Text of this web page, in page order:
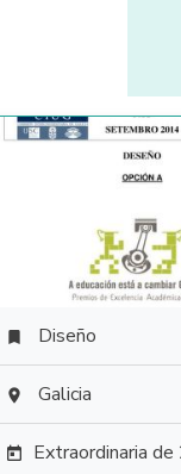
 Diseño
 Galicia
 Extraordinaria